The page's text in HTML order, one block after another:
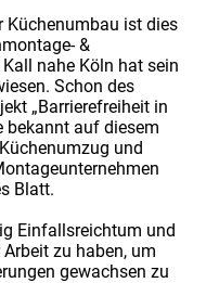
Küchenumbau ist dies
&
nahe Köln hat sein
Schon des
„Barrierefreiheit in
bekannt auf diesem
und
Blatt.
Einfallsreichtum und
zu haben, um
gewachsen zu